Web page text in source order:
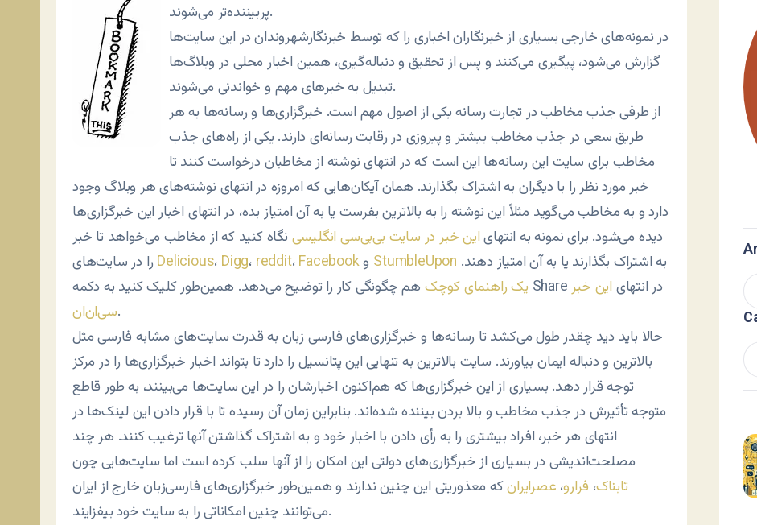
پربیننده‌تر می‌شوند.
در نمونه‌های خارجی بسیاری از خبرنگاران اخباری را که توسط خبرنگارشهروندان در این سایت‌ها
گزارش می‌شود، پیگیری می‌کنند و پس از تحقیق و دنباله‌گیری، همین اخبار محلی در وبلاگ‌ها
تبدیل به خبرهای مهم و خواندنی می‌شوند.
از طرفی جذب مخاطب در تجارت رسانه یکی از اصول مهم است. خبرگزاری‌ها و رسانه‌ها به هر
طریق سعی در جذب مخاطب بیشتر و پیروزی در رقابت رسانه‌ای دارند. یکی از راه‌های جذب
مخاطب برای سایت این رسانه‌ها این است که در انتهای نوشته از مخاطبان درخواست کنند تا
خبر مورد نظر را با دیگران به اشتراک بگذارند. همان آیکان‌هایی که امروزه در انتهای نوشته‌های هر وبلاگ وجود
دارد و به مخاطب می‌گوید مثلاً این نوشته را به بالاترین بفرست یا به آن امتیاز بده، در انتهای اخبار این خبرگزاری‌ها
دیده می‌شود. برای نمونه به انتهایاین خبر در سایت بی‌بی‌سی انگلیسی نگاه کنید که از مخاطب می‌خواهد تا خبر
Delicious، Digg، reddit،Facebook StumbleUpon به اشتراک بگذارند یا به آن امتیاز دهند.
یک راهنمای کوچک
هم چگونگی کار را توضیح می‌دهد. همین‌طور کلیک کنید به دکمه Share در انتهای این خبر
سی‌ان‌ان.
حالا باید دید چقدر طول می‌کشد تا رسانه‌ها و خبرگزاری‌های فارسی زبان به قدرت سایت‌های مشابه فارسی مثل
بالاترین و دنباله ایمان بیاورند. سایت بالاترین به تنهایی این پتانسیل را دارد تا بتواند اخبار خبرگزاری‌ها را در مرکز
توجه قرار دهد. بسیاری از این خبرگزاری‌ها که هم‌اکنون اخبارشان را در این سایت‌ها می‌بینند، به طور قاطع
متوجه تأثیرش در جذب مخاطب و بالا بردن بیننده شده‌اند. بنابراین زمان آن رسیده تا با قرار دادن این لینک‌ها در
انتهای هر خبر، افراد بیشتری را به رأی دادن با اخبار خود و به اشتراک گذاشتن آنها ترغیب کنند. هر چند
مصلحت‌اندیشی در بسیاری از خبرگزاری‌های دولتی این امکان را از آنها سلب کرده است اما سایت‌هایی چون
تابناک، فرارو، عصرایرانکه معذوریتی این چنین ندارند و همین‌طور خبرگزاری‌های فارسی‌زبان خارج از ایران
می‌توانند چنین امکاناتی را به سایت خود بیفزایند.